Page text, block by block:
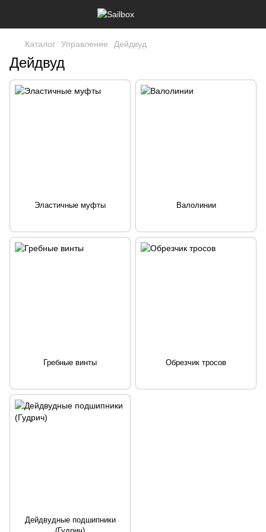
Каталог Управление Дейдвуд
Дейдвуд
Эластичные муфты Валолинии
Гребные винты Обрезчик тросов
Дейдвудные подшипники